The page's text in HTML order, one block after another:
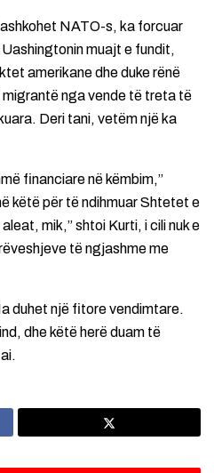
NATO-s, ka forcuar
muajt e fundit,
amerikane dhe duke rënë
migrantë nga vende të treta të
Deri tani, vetëm një ka
financiare në këmbim,”
këtë për të ndihmuar Shtetet e
mik,” shtoi Kurti, i cili nuk e
të ngjashme me
duhet një fitore vendimtare.
dhe këtë herë duam të